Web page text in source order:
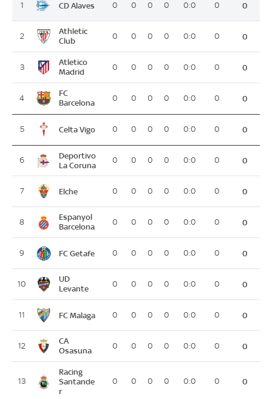
1 CD Alaves 0 0 0 0 0:0 0 0
2
Athletic
Club
0 0 0 0 0:0 0 0
3
Atletico
Madrid
0 0 0 0 0:0 0 0
4
FC
Barcelona
0 0 0 0 0:0 0 0
5 Celta Vigo 0 0 0 0 0:0 0 0
6
Deportivo
La Coruna
0 0 0 0 0:0 0 0
7 Elche 0 0 0 0 0:0 0 0
8
Espanyol
Barcelona
0 0 0 0 0:0 0 0
9 FC Getafe 0 0 0 0 0:0 0 0
10
UD
Levante
0 0 0 0 0:0 0 0
11 FC Malaga 0 0 0 0 0:0 0 0
12
CA
Osasuna
0 0 0 0 0:0 0 0
13
Racing
Santande
r
0 0 0 0 0:0 0 0